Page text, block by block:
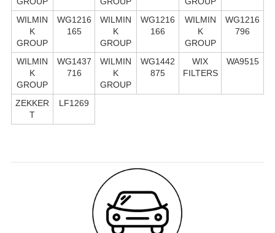
WILMIN
K
GROUP
WG1216
165
WILMIN
K
GROUP
WG1216
166
WILMIN
K
GROUP
WG1216
796
WILMIN
K
GROUP
WG1437
716
WILMIN
K
GROUP
WG1442
875
WIX
FILTERS
WA9515
ZEKKER
T
LF1269